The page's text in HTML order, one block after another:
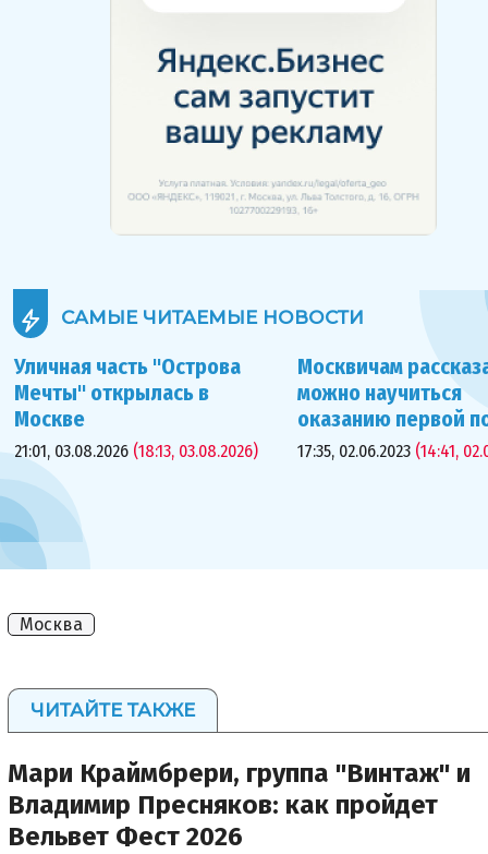
САМЫЕ ЧИТАЕМЫЕ НОВОСТИ
Уличная часть "Острова
Мечты" открылась в
Москве
21:01, 03.08.2026 (18:13, 03.08.2026)
Москвичам
можно научиться
оказанию первой
17:35, 02.06.2023 (14:41,
Москва
ЧИТАЙТЕ ТАКЖЕ
Мари Краймбрери, группа "Винтаж" и
Владимир Пресняков: как пройдет
Вельвет Фест 2026